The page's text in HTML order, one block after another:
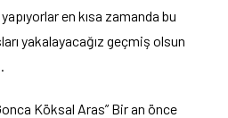
en kısa zamanda bu
yakalayacağız geçmiş olsun
Köksal Aras” Bir an önce